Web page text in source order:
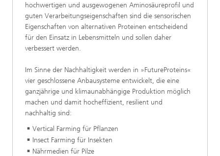
hochwertigen und ausgewogenen Aminosäureprofil und
guten Verarbeitungseigenschaften sind die sensorischen
Eigenschaften von alternativen Proteinen entscheidend
für den Einsatz in Lebensmitteln und sollen daher
verbessert werden.
Im Sinne der Nachhaltigkeit werden in »FutureProteins«
vier geschlossene Anbausysteme entwickelt, die eine
ganzjährige und klimaunabhängige Produktion möglich
machen und damit hocheffizient, resilient und
nachhaltig sind:
Vertical Farming für Pflanzen
Insect Farming für Insekten
Nährmedien für Pilze